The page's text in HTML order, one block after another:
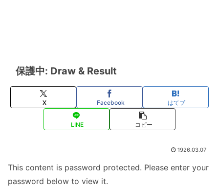
保護中: Draw & Result
X Facebook はてブ
LINE コピー
1926.03.07
This content is password protected. Please enter your
password below to view it.